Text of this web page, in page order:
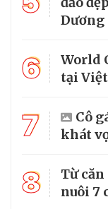
Dương
6
World
tại
7
Cô
khát
8
Từ
nuôi 7